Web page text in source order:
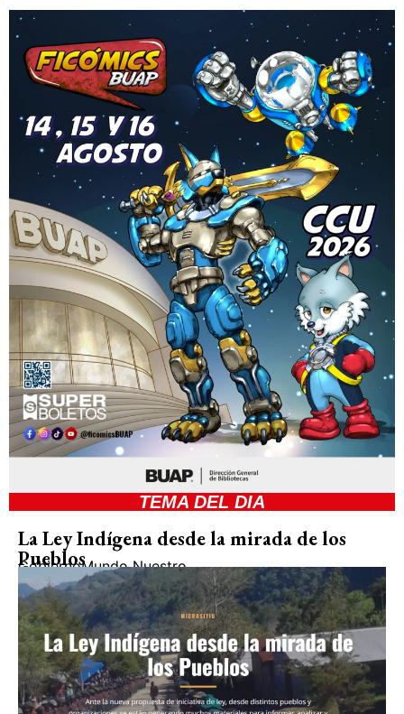
TEMA DEL DIA
La Ley Indígena desde la mirada de los
Pueblos
GobiernoMundo Nuestro